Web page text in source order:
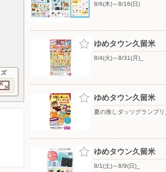
8/6(木)～8/16(日)
ゆめタウン久留米
8/4(火)～8/31(月)_
ゆめタウン久留米
夏の推しダッツグランプリ_
ゆめタウン久留米
8/1(土)～8/9(日)_